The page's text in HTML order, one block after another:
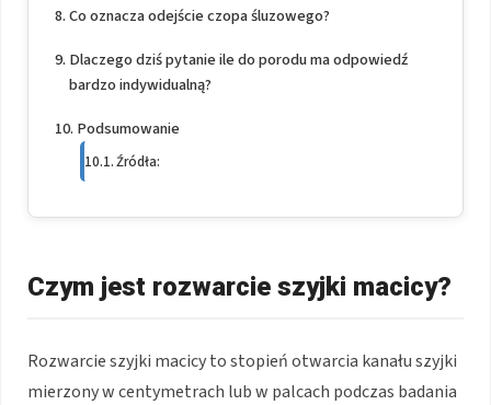
Co oznacza odejście czopa śluzowego?
Dlaczego dziś pytanie ile do porodu ma odpowiedź
bardzo indywidualną?
Podsumowanie
Źródła:
Czym jest rozwarcie szyjki macicy?
Rozwarcie szyjki macicy to stopień otwarcia kanału szyjki
mierzony w centymetrach lub w palcach podczas badania